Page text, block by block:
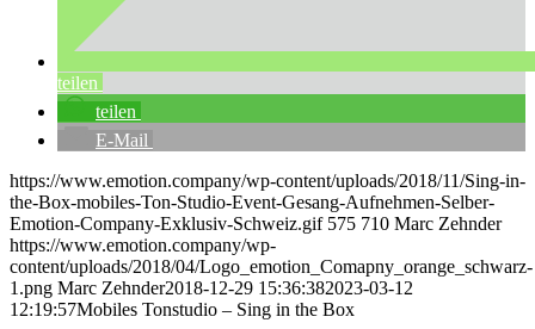
teilen
teilen
E-Mail
https://www.emotion.company/wp-content/uploads/2018/11/Sing-in-
the-Box-mobiles-Ton-Studio-Event-Gesang-Aufnehmen-Selber-
Emotion-Company-Exklusiv-Schweiz.gif 575 710 Marc Zehnder
https://www.emotion.company/wp-
content/uploads/2018/04/Logo_emotion_Comapny_orange_schwarz-
1.png Marc Zehnder2018-12-29 15:36:382023-03-12
12:19:57Mobiles Tonstudio – Sing in the Box